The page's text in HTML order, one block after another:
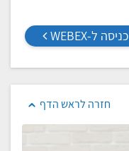
כניסה ל-WEBEX
חזרה לראש הדף